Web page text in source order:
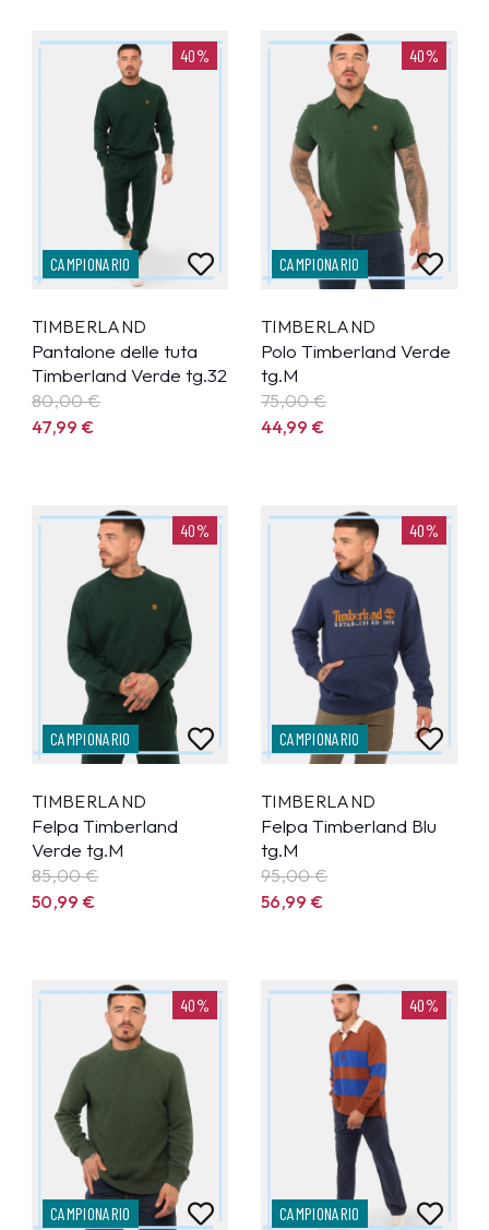
40%
CAMPIONARIO
TIMBERLAND
Pantalone delle tuta
Timberland Verde tg.32
80,00 €
47,99€
40%
CAMPIONARIO
TIMBERLAND
Polo Timberland Verde
tg.M
75,00 €
44,99€
40%
CAMPIONARIO
TIMBERLAND
Felpa Timberland
Verde tg.M
85,00 €
50,99€
40%
CAMPIONARIO
TIMBERLAND
Felpa Timberland Blu
tg.M
95,00 €
56,99€
40%
CAMPIONARIO
40%
CAMPIONARIO